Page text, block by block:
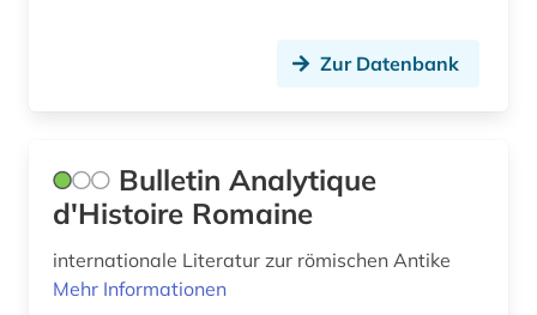
textsammlung (1)
thesaurus (1)
topographie (1)
Zur Datenbank
Bulletin Analytique
d'Histoire Romaine
internationale Literatur zur römischen Antike
Mehr Informationen